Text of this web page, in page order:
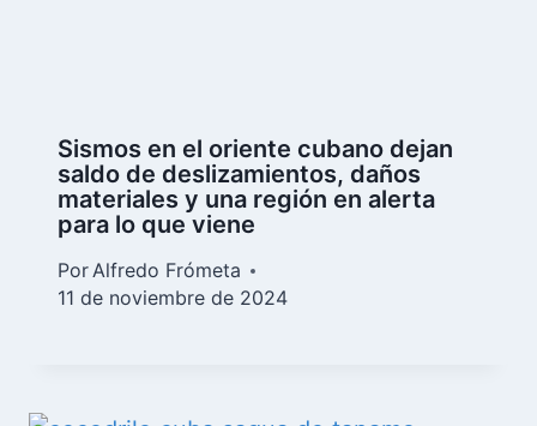
Sismos en el oriente cubano dejan
saldo de deslizamientos, daños
materiales y una región en alerta
para lo que viene
PorAlfredo Frómeta
11 de noviembre de 2024